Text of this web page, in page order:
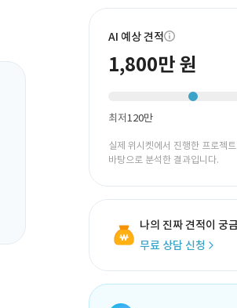
개발 회사 있어?
바로가기
AI 예상 견적
1,800만 원
최저120만
실제 위시켓에서 진행한 프로젝
바탕으로 분석한 결과입니다.
나의 진짜 견적이 궁
무료 상담 신청